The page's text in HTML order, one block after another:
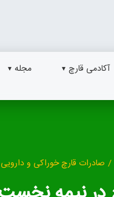
آکادمی قارچ مجله
/ صادرات قارچ خوراکی و دارویی